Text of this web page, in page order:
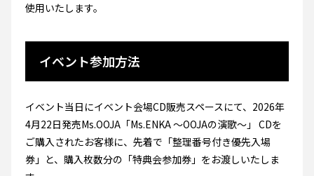
使用いたします。
イベント参加方法
イベント当日にイベント会場CD販売スペースにて、2026年
4月22日発売Ms.OOJA「Ms.ENKA 〜OOJAの演歌〜」 CDを
ご購入されたお客様に、先着で「整理番号付き優先入場
券」と、購入枚数分の「特典会参加券」をお渡しいたしま